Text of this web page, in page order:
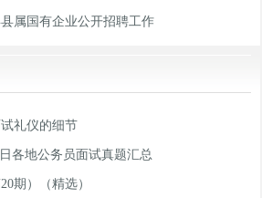
属国有企业公开招聘工作
礼仪的细节
各地公务员面试真题汇总
期）（精选）